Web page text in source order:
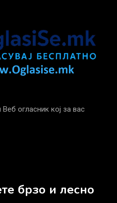
огласник кој за вас
брзо и лесно